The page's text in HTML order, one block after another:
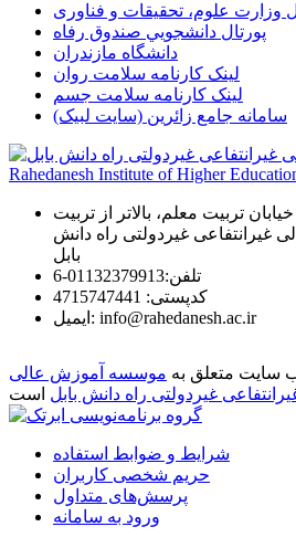
وزارت علوم، تحقیقات و فناوری
پورتال دانشجويي صندوق رفاه
دانشگاه مازندران
لینک کارنامه سلامت روان
لینک کارنامه سلامت جسم
سامانه جامع زائرین (سایت لبیک)
تربیت معلم، بالاتر از تربیت
غیردولتی راه دانش
بابل
تلفن:01132379913-6
كدپستی: 4715747441
ایمیل: info@rahedanesh.ac.ir
سایت متعلق به موسسه آموزش عالی
غیردولتی راه دانش بابل
شرایط و ضوابط استفاده
حریم شخصی کاربران
پرسش‌های متداول
ورود به سامانه